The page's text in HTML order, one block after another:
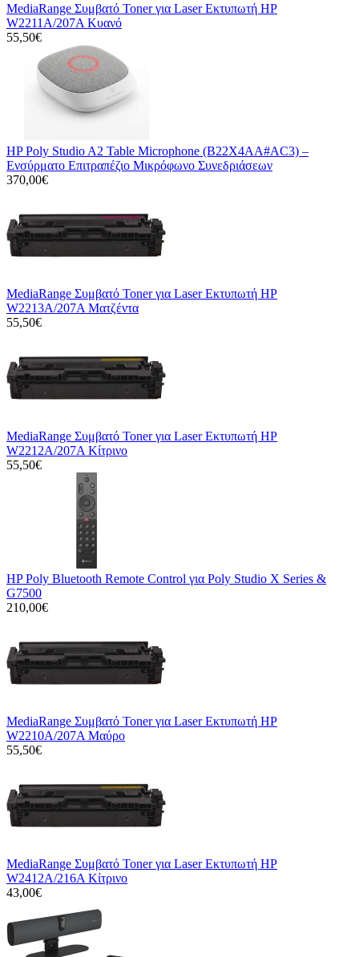
MediaRange Συμβατό Toner για Laser Εκτυπωτή HP
W2211A/207A Κυανό
55,50€
HP Poly Studio A2 Table Microphone (B22X4AA#AC3) –
Ενσύρματο Επιτραπέζιο Μικρόφωνο Συνεδριάσεων
370,00€
MediaRange Συμβατό Toner για Laser Εκτυπωτή HP
W2213A/207A Ματζέντα
55,50€
MediaRange Συμβατό Toner για Laser Εκτυπωτή HP
W2212A/207A Κίτρινο
55,50€
HP Poly Bluetooth Remote Control για Poly Studio X Series &
G7500
210,00€
MediaRange Συμβατό Toner για Laser Εκτυπωτή HP
W2210A/207A Μαύρο
55,50€
MediaRange Συμβατό Toner για Laser Εκτυπωτή HP
W2412A/216A Κίτρινο
43,00€